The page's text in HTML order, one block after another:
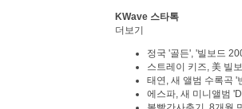
KWave 스타톡
더보기
정국 '골든', '빌보드
스트레이 키즈, 美 빌
태연, 새 앨범 수록곡 '
에스파, 새 미니앨범